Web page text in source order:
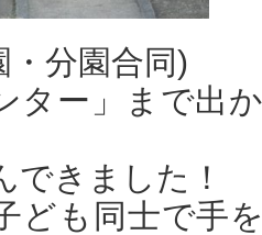
・分園合同)
ター」まで出
できました！
ども同士で手